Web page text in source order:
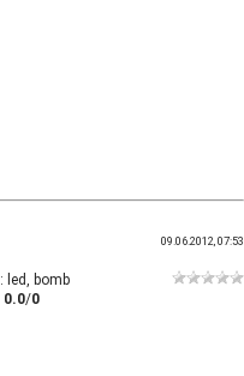
09.06.2012, 07:53
: led, bomb
0.0/0